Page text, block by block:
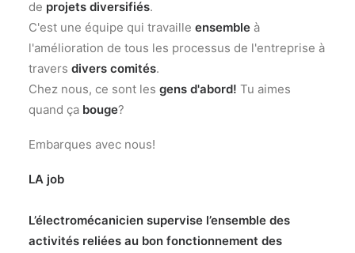
de projets diversifiés.
C'est une équipe qui travaille ensemble à
l'amélioration de tous les processus de l'entreprise à
travers divers comités.
Chez nous, ce sont les gens d'abord! Tu aimes
quand ça bouge?
Embarques avec nous!
LA job
L’électromécanicien supervise l’ensemble des
activités reliées au bon fonctionnement des